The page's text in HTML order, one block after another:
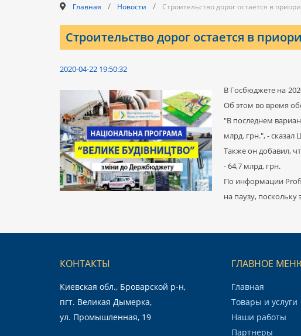
Главная / Новости / Строительство дорог остается в
Строительство дорог остается в
2020-04-22 19:50:32
В Госбюджете на
Об этом во время
"В последнем
млрд. грн.", -
Также он добавил,
- 64,7 млрд. грн.
По информации
на паузу, поскольку
КОНТАКТЫ
Киевская обл., Броварской р-н,
пгт. Великая Дымерка,
ул. Промышленная, 19
ГЛАВНОЕ
Главная
Товары и услуги
Наши работы
Партнеры